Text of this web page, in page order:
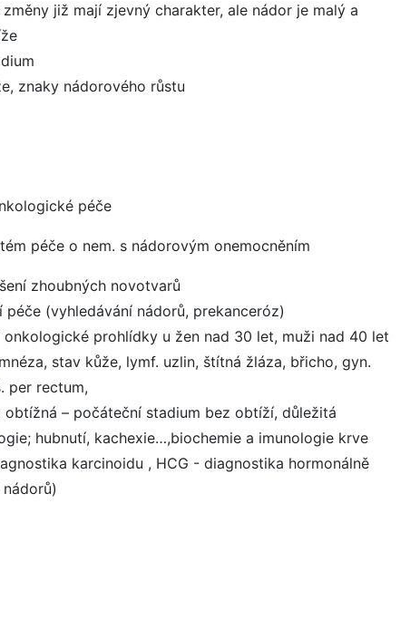
již mají zjevný charakter, ale nádor je malý a
znaky nádorového růstu
péče
péče o nem. s nádorovým onemocněním
zhoubných novotvarů
péče (vyhledávání nádorů, prekanceróz)
onkologické prohlídky u žen nad 30 let, muži nad 40 let
stav kůže, lymf. uzlin, štítná žláza, břicho, gyn.
per rectum,
obtížná – počáteční stadium bez obtíží, důležitá
hubnutí, kachexie…,biochemie a imunologie krve
karcinoidu , HCG - diagnostika hormonálně